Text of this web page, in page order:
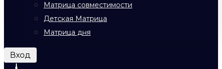
Матрица совместимости
Детская Матрица
Матрица дня
Вход